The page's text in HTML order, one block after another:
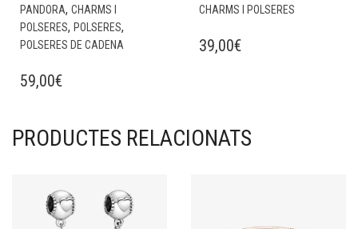
PANDORA, CHARMS I
POLSERES, POLSERES,
POLSERES DE CADENA
59,00€
CHARMS I POLSERES
39,00€
PRODUCTES RELACIONATS